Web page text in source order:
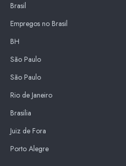
Brasil
Empregos no Brasil
BH
São Paulo
São Paulo
Rio de Janeiro
Brasilia
Juiz de Fora
Porto Alegre